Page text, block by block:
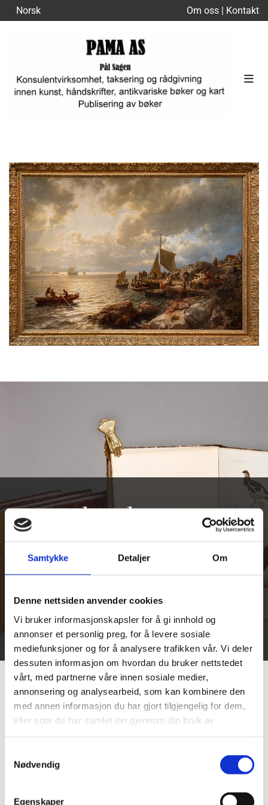
Samtykke Detaljer Om
Denne nettsiden anvender cookies
Vi bruker informasjonskapsler for å gi innhold og
annonser et personlig preg, for å levere sosiale
mediefunksjoner og for å analysere trafikken vår. Vi deler
dessuten informasjon om hvordan du bruker nettstedet
vårt, med partnerne våre innen sosiale medier,
annonsering og analysearbeid, som kan kombinere den
med annen informasjon du har gjort tilgjengelig for dem,
eller som de har samlet inn gjennom din bruk av
Nødvendig
Egenskaper
Norsk Om oss| Kontakt
Bokauksjoner
Galleri Bygdøy Allé har et tett samarbeid med
Antikvariat Bryggen i Skjeberg ved
antikvarbokhandler Fredrik Delås.
Ta kontakt for visning
Sammen har vi SD-AUCTIONS som kan
avvikle bokauksjoner over viktige
samlinger eller spesielt verdifulle
Vi driver auksjonene på moderne måte med de beste
elementene hentet fra tradisjonelle auksjoner. Vi avholder